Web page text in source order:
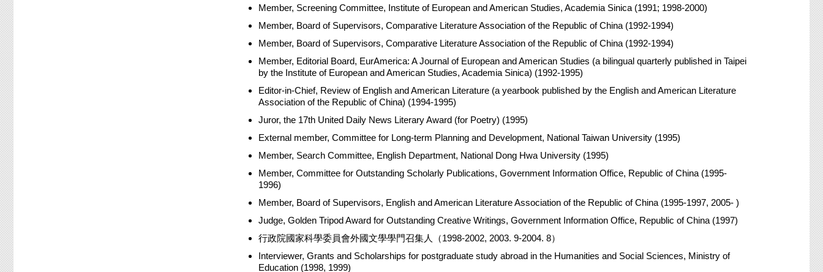
Member, Screening Committee, Institute of European and American Studies, Academia Sinica (1991; 1998-2000)
Member, Board of Supervisors, Comparative Literature Association of the Republic of China (1992-1994)
Member, Board of Supervisors, Comparative Literature Association of the Republic of China (1992-1994)
Member, Editorial Board, EurAmerica: A Journal of European and American Studies (a bilingual quarterly published in Taipei
by the Institute of European and American Studies, Academia Sinica) (1992-1995)
Editor-in-Chief, Review of English and American Literature (a yearbook published by the English and American Literature
Association of the Republic of China) (1994-1995)
Juror, the 17th United Daily News Literary Award (for Poetry) (1995)
External member, Committee for Long-term Planning and Development, National Taiwan University (1995)
Member, Search Committee, English Department, National Dong Hwa University (1995)
Member, Committee for Outstanding Scholarly Publications, Government Information Office, Republic of China (1995-
1996)
Member, Board of Supervisors, English and American Literature Association of the Republic of China (1995-1997, 2005- )
Judge, Golden Tripod Award for Outstanding Creative Writings, Government Information Office, Republic of China (1997)
行政院國家科學委員會外國文學學門召集人（1998-2002, 2003. 9-2004. 8）
Interviewer, Grants and Scholarships for postgraduate study abroad in the Humanities and Social Sciences, Ministry of
Education (1998, 1999)